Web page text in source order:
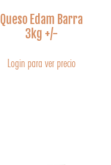
Queso Edam Barra
3kg +/-
Login para ver precio